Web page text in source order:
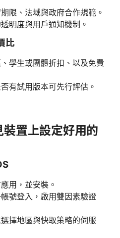
限、法域與政府合作規範。
明度與用戶通知機制。
比
學生或團體折扣、以及免費
有試用版本可先行評估。
置上設定好用的
用，並安裝。
號登入，啟用雙因素驗證
擇地區與快取策略的伺服